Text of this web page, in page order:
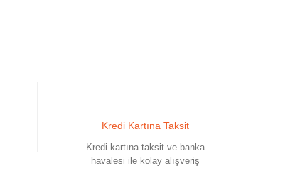
Kredi Kartına Taksit
Kredi kartına taksit ve banka
havalesi ile kolay alışveriş